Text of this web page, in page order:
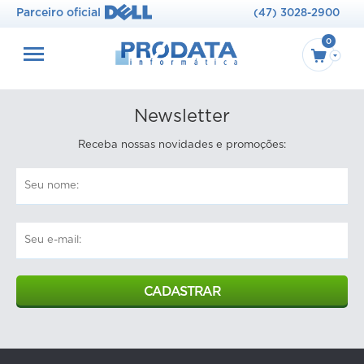
Parceiro oficial (47) 3028-2900
0
Newsletter
Receba nossas novidades e promoções:
CADASTRAR